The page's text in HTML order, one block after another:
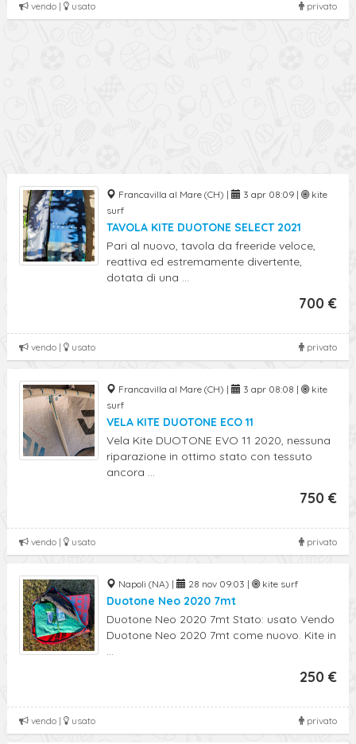
privato
vendo | usato
Francavilla al Mare (CH) | 3 apr 08:09 |
kite
surf
TAVOLA KITE DUOTONE SELECT 2021
Pari al nuovo, tavola da freeride veloce,
reattiva ed estremamente divertente,
dotata di una ...
700 €
privato
vendo | usato
Francavilla al Mare (CH) | 3 apr 08:08 |
kite
surf
VELA KITE DUOTONE ECO 11
Vela Kite DUOTONE EVO 11 2020, nessuna
riparazione in ottimo stato con tessuto
ancora ...
750 €
privato
vendo | usato
Napoli (NA) | 28 nov 09:03 | kite surf
Duotone Neo 2020 7mt
Duotone Neo 2020 7mt Stato: usato Vendo
Duotone Neo 2020 7mt come nuovo. Kite in
...
250 €
privato
vendo | usato